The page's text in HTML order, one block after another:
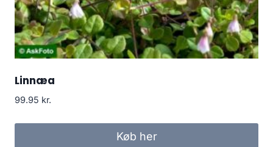
Linnæa
99.95 kr.
Køb her